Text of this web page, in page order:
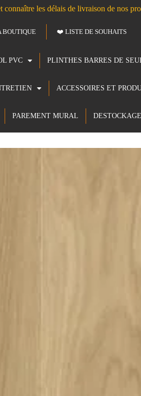
les délais de livraison de nos
BOUTIQUE ❤️ LISTE DE SOUHAITS
PVC PLINTHES BARRES DE
ACCESSOIRES ET
PAREMENT MURAL